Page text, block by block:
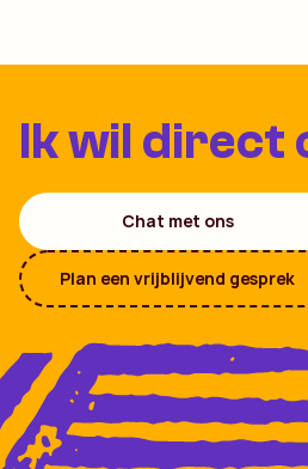
Ik wil direct
Chat met ons
Plan een vrijblijvend gesprek